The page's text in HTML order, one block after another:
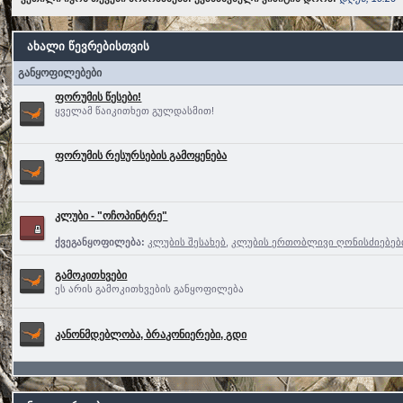
ახალი წევრებისთვის
განყოფილებები
ფორუმის წესები!
ყველამ წაიკითხეთ გულდასმით!
ფორუმის რესურსების გამოყენება
კლუბი - "ოჩოპინტრე"
ქვეგანყოფილება: კლუბის შესახებ კლუბის ერთობლივი
გამოკითხვები
ეს არის გამოკითხვების განყოფილება
კანონმდებლობა, ბრაკონიერები, გდი